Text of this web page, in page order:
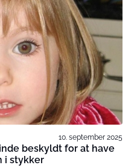
10. september 2025
beskyldt for at have
i stykker